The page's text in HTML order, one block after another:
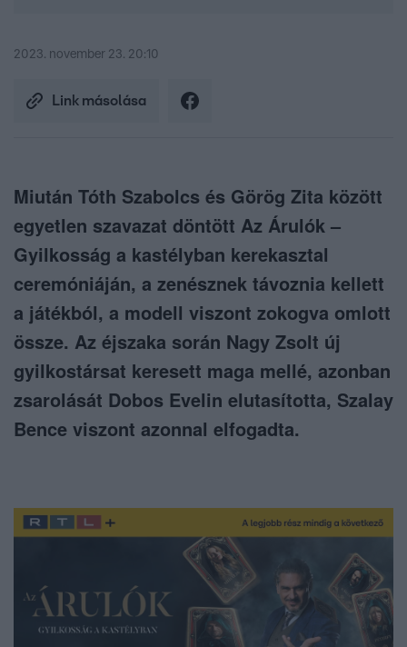
2023. november 23. 20:10
Link másolása
Miután Tóth Szabolcs és Görög Zita között
egyetlen szavazat döntött Az Árulók –
Gyilkosság a kastélyban kerekasztal
ceremóniáján, a zenésznek távoznia kellett
a játékból, a modell viszont zokogva omlott
össze. Az éjszaka során Nagy Zsolt új
gyilkostársat keresett maga mellé, azonban
zsarolását Dobos Evelin elutasította, Szalay
Bence viszont azonnal elfogadta.